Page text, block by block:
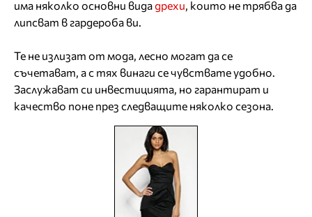
има няколко основни видадрехи, които не трябва да
липсват в гардероба ви.
Те не излизат от мода, лесно могат да се
съчетават, а с тях винаги се чувствате удобно.
Заслужават си инвестицията, но гарантират и
качество поне през следващите няколко сезона.